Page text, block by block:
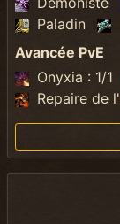
Paladin
Avancée PvE
Onyxia : 1/1
Repaire de